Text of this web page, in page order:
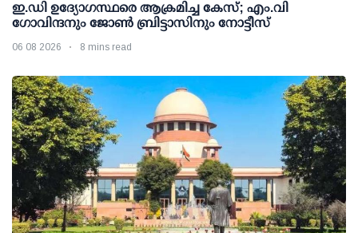
ഇ.ഡി ഉദ്യോഗസ്ഥരെ ആക്രമിച്ച കേസ്; എം.വി
ഗോവിന്ദനും ജോണ്‍ ബ്രിട്ടാസിനും നോട്ടീസ്
06 08 2026 8 mins read